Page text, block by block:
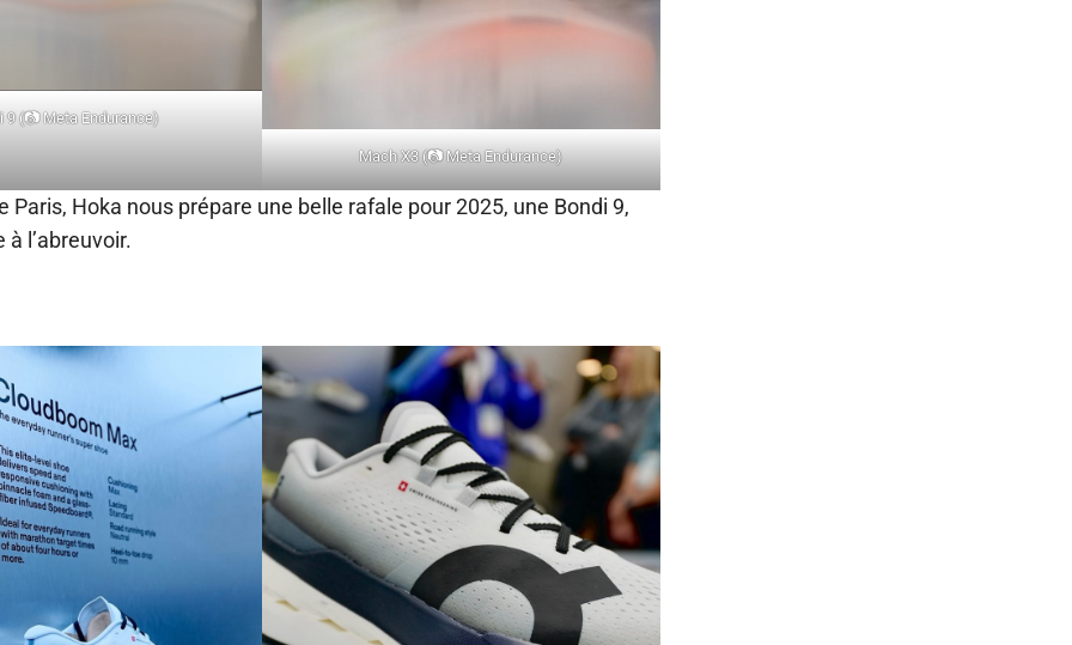
9 (📷 Meta Endurance)
Mach X3 (📷 Meta Endurance)
Hoka nous prépare une belle rafale pour 2025, une Bondi 9,
l’abreuvoir.